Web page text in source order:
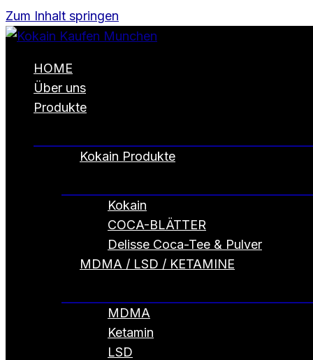
Zum Inhalt springen
HOME
Über uns
Produkte
Kokain Produkte
Kokain
COCA-BLÄTTER
Delisse Coca-Tee & Pulver
MDMA / LSD / KETAMINE
MDMA
Ketamin
LSD